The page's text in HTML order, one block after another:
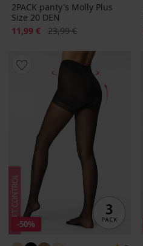
2PACK panty's Molly Plus
Size 20 DEN
Korting
11,99 € Oorspronkelijke prijs
23,99 €
-50%